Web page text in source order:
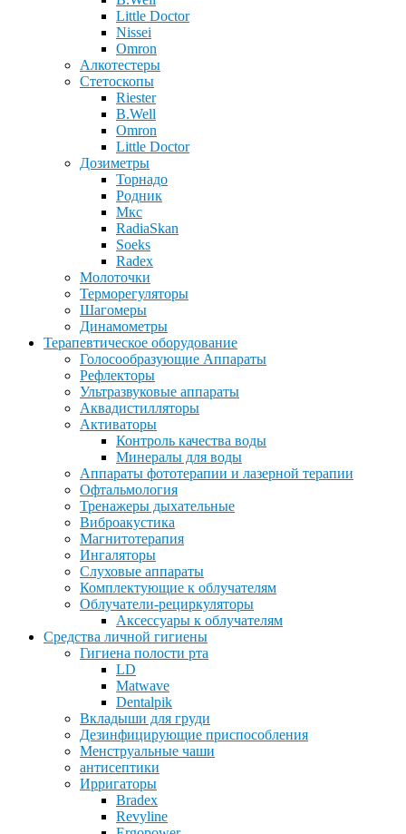
Little Doctor
Nissei
Omron
Алкотестеры
Стетоскопы
Riester
B.Well
Omron
Little Doctor
Дозиметры
Торнадо
Родник
Мкс
RadiaSkan
Soeks
Radex
Молоточки
Терморегуляторы
Шагомеры
Динамометры
Терапевтическое оборудование
Голосообразующие Аппараты
Рефлекторы
Ультразвуковые аппараты
Аквадистилляторы
Активаторы
Контроль качества воды
Минералы для воды
Аппараты фототерапии и лазерной терапии
Офтальмология
Тренажеры дыхательные
Виброакустика
Магнитотерапия
Ингаляторы
Слуховые аппараты
Комплектующие к облучателям
Облучатели-рециркуляторы
Аксессуары к облучателям
Средства личной гигиены
Гигиена полости рта
LD
Matwave
Dentalpik
Вкладыши для груди
Дезинфицирующие приспособления
Менструальные чаши
антисептики
Ирригаторы
Bradex
Revyline